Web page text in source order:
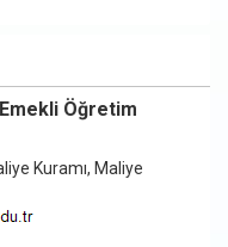
Öğretim
Kuramı, Maliye